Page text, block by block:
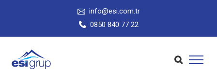
info@esi.com.tr
0850 840 77 22